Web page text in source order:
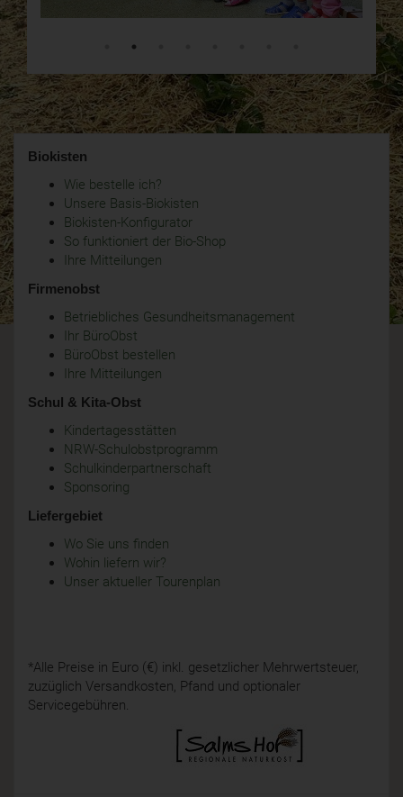
Biokisten
Wie bestelle ich?
Unsere Basis-Biokisten
Biokisten-Konfigurator
So funktioniert der Bio-Shop
Ihre Mitteilungen
Firmenobst
Betriebliches Gesundheitsmanagement
Ihr BüroObst
BüroObst bestellen
Ihre Mitteilungen
Schul & Kita-Obst
Kindertagesstätten
NRW-Schulobstprogramm
Schulkinderpartnerschaft
Sponsoring
Liefergebiet
Wo Sie uns finden
Wohin liefern wir?
Unser aktueller Tourenplan
*Alle Preise in Euro (€) inkl. gesetzlicher Mehrwertsteuer,
zuzüglich Versandkosten, Pfand und optionaler
Servicegebühren.